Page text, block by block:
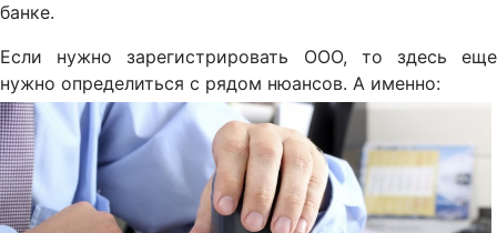
банке.
Если нужно зарегистрировать ООО, то здесь еще
нужно определиться с рядом нюансов. А именно: